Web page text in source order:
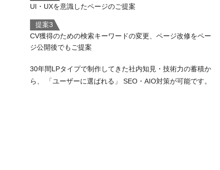
UI・UXを意識したページのご提案
提案3
CV獲得のための検索キーワードの変更、ページ改修をペー
ジ公開後でもご提案
30年間LPタイプで制作してきた社内知見・技術力の蓄積か
ら、 「ユーザーに選ばれる」 SEO・AIO対策が可能です。